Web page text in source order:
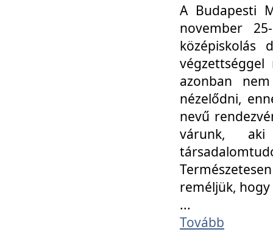
A Budapesti
november
középiskolás
azonban
nézelődni,
nevű
várunk, aki
reméljük,
...
Tovább